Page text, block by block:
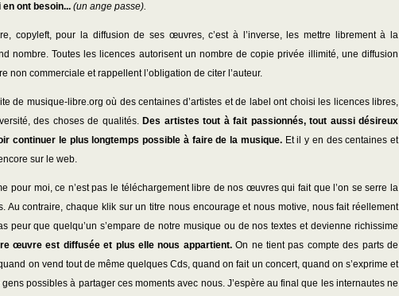
ont besoin... (un ange passe).
copyleft, pour la diffusion de ses œuvres, c’est à l’inverse, les mettre librement à la
nombre. Toutes les licences autorisent un nombre de copie privée illimité, une diffusion
non commerciale et rappellent l’obligation de citer l’auteur.
de musique-libre.org où des centaines d’artistes et de label ont choisi les licences libres,
des choses de qualités. Des artistes tout à fait passionnés, tout aussi désireux
continuer le plus longtemps possible à faire de la musique.Et il y en des centaines et
sur le web.
pour moi, ce n’est pas le téléchargement libre de nos œuvres qui fait que l’on se serre la
Au contraire, chaque klik sur un titre nous encourage et nous motive, nous fait réellement
peur que quelqu’un s’empare de notre musique ou de nos textes et devienne richissime
œuvre est diffusée et plus elle nous appartient.On ne tient pas compte des parts de
on vend tout de même quelques Cds, quand on fait un concert, quand on s’exprime et
possibles à partager ces moments avec nous. J’espère au final que les internautes ne